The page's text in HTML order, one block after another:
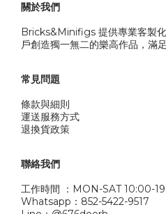
關於我們
Bricks&Minifigs 提供專業客製
戶創造獨一無二的樂高作品，滿
常見問題
條款與細則
運送服務方式
退換貨政策
聯絡我們
工作時間 ：MON-SAT 10:00-
Whatsapp：852-5422-9517